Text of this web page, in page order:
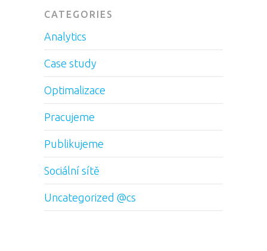
CATEGORIES
Analytics
Case study
Optimalizace
Pracujeme
Publikujeme
Sociální sítě
Uncategorized @cs